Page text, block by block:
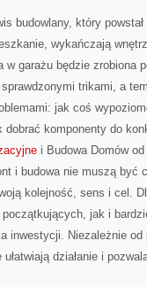
budowlany, który
wykańczają
w garażu będzie zrobiona
trikami, a
jak coś
dobrać komponenty do
i Budowa Domów
i budowa nie muszą
kolejność, sens i cel.
jak i
inwestycji. Niezależnie
działanie i